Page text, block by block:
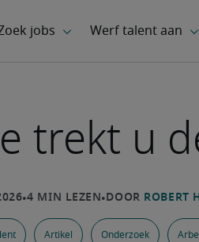
trekt u
Artikel Onderzoek